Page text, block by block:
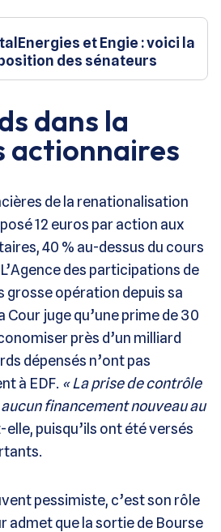
et Engie : voici la
des sénateurs
dans la
actionnaires
de la renationalisation
12 euros par action aux
40 % au-dessus du cours
des participations de
grosse opération depuis sa
juge qu’une prime de 30
près d’un milliard
dépensés n’ont pas
à EDF. « La prise de contrôle
aucun financement nouveau au
puisqu’ils ont été versés
pessimiste, c’est son rôle
admet que la sortie de Bourse